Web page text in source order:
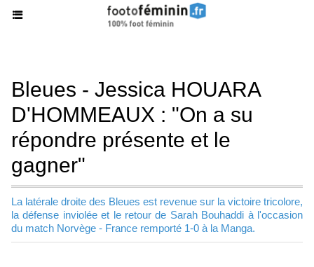
Bleues - Jessica HOUARA
D'HOMMEAUX : "On a su
répondre présente et le
gagner"
La latérale droite des Bleues est revenue sur la victoire tricolore,
la défense inviolée et le retour de Sarah Bouhaddi à l'occasion
du match Norvège - France remporté 1-0 à la Manga.